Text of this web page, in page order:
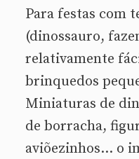
Para festas com
(dinossauro,
relativamente
brinquedos
Miniaturas de
de borracha,
aviõezinhos… o